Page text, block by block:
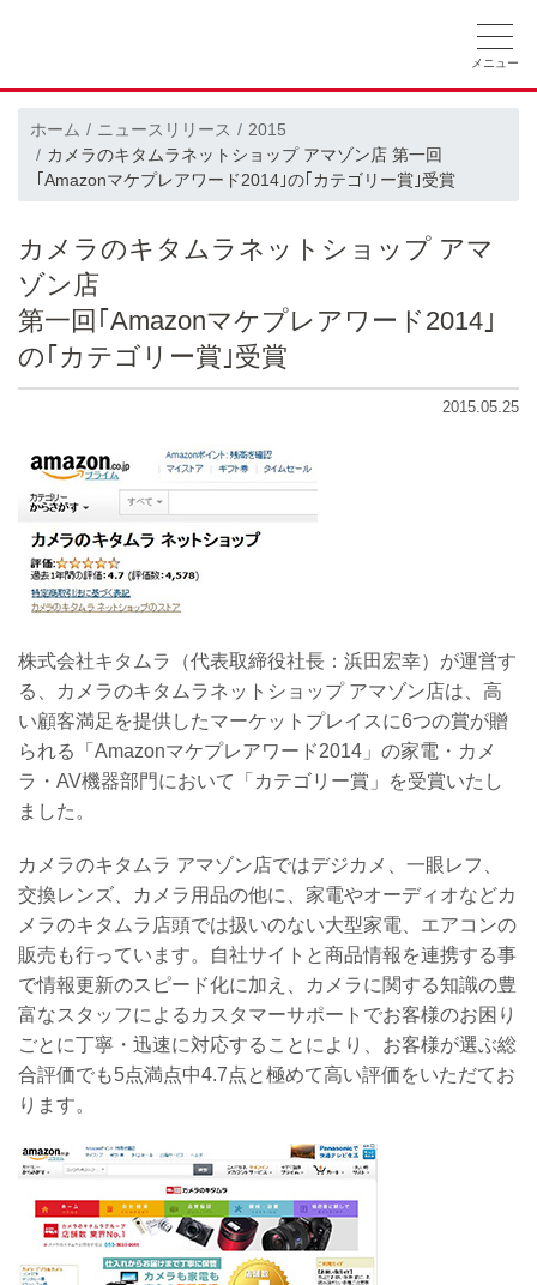
採用情報 CSRの取り組み
ホーム ニュースリリース
2015
カメラのキタムラネットショップ アマゾン店 第一回
｢Amazonマケプレアワード2014｣の｢カテゴリー賞｣受賞
カメラのキタムラネットショップ アマ
ゾン店
第一回｢Amazonマケプレアワード2014｣
の｢カテゴリー賞｣受賞
2015.05.25
株式会社キタムラ（代表取締役社長：浜田宏幸）が運営す
る、カメラのキタムラネットショップ アマゾン店は、高
い顧客満足を提供したマーケットプレイスに6つの賞が贈
られる「Amazonマケプレアワード2014」の家電・カメ
ラ・AV機器部門において「カテゴリー賞」を受賞いたし
ました。
カメラのキタムラ アマゾン店ではデジカメ、一眼レフ、
交換レンズ、カメラ用品の他に、家電やオーディオなどカ
メラのキタムラ店頭では扱いのない大型家電、エアコンの
販売も行っています。自社サイトと商品情報を連携する事
で情報更新のスピード化に加え、カメラに関する知識の豊
富なスタッフによるカスタマーサポートでお客様のお困り
ごとに丁寧・迅速に対応することにより、お客様が選ぶ総
合評価でも5点満点中4.7点と極めて高い評価をいただてお
ります。